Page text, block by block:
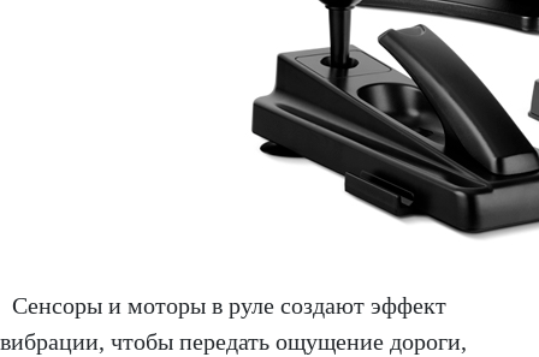
Сенсоры и моторы в руле создают эффект
вибрации, чтобы передать ощущение дороги,